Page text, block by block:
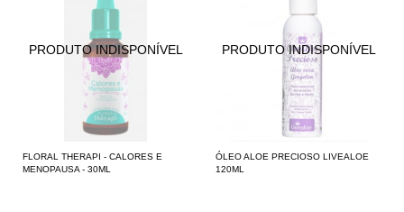
FLORAL THERAPI - CALORES E
MENOPAUSA - 30ML
ÓLEO ALOE PRECIOSO LIVEALOE
120ML